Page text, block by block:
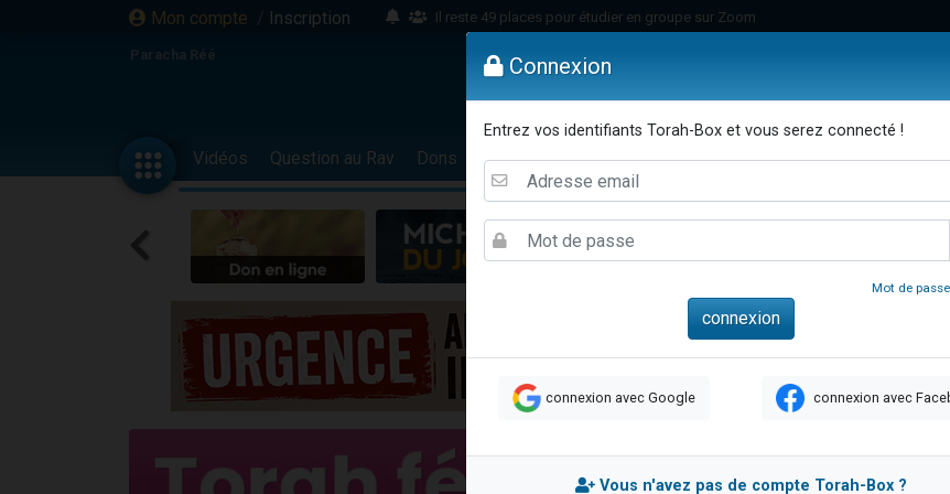
Mon compte / Inscription
Il reste 49 places pour étudier en groupe sur Zoom
16 personnes viennent de faire un don pour Diane, 80 ans, dans un appartement
2 personnes viennent de faire un don pour 1 Journée de Vacances Pour les
17 personnes viennent de demander une bénédiction
4 personnes viennent de nous rejoindre sur WhatsApp
Il reste 49 places pour étudier en groupe sur Zoom
Eva vient de donner son Maasser
4 personnes viennent de nous rejoindre sur WhatsApp
3 personnes viennent de nous rejoindre sur WhatsApp
Odaya vient de donner son Maasser
3 personnes viennent de faire un don pour 5 jours de vacances aux Orphelins
2 personnes viennent de nous rejoindre sur WhatsApp
Paracha Réé
Vidéos Question au Rav Dons Femmes Enfants Etude sur Texte Musique Paracha
Connexion
Entrez vos identifiants Torah-Box et vous serez connecté !
Mot de
connexion avec Google connexion avec
Vous n'avez pas de compte Torah-Box ?